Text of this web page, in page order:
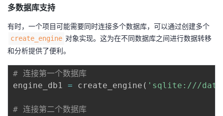
多数据库支持
有时，一个项目可能需要同时连接多个数据库，可以通过创建多个
create_engine 对象实现。这为在不同数据库之间进行数据转移
和分析提供了便利。
# 连接第一个数据库
engine_db1 = create_engine ( 'sqlite:///
# 连接第二个数据库